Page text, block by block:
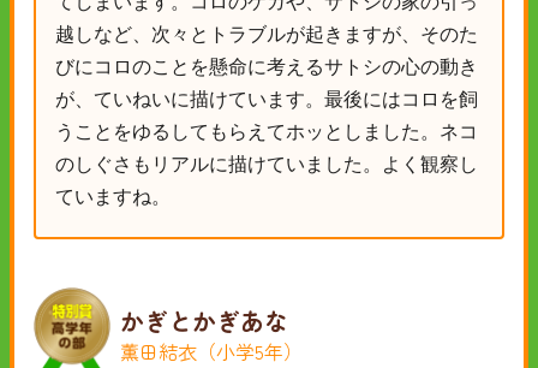
越しなど、次々とトラブルが起きますが、そのた
びにコロのことを懸命に考えるサトシの心の動き
が、ていねいに描けています。最後にはコロを飼
うことをゆるしてもらえてホッとしました。ネコ
のしぐさもリアルに描けていました。よく観察し
ていますね。
かぎとかぎあな
薫田結衣（小学5年）